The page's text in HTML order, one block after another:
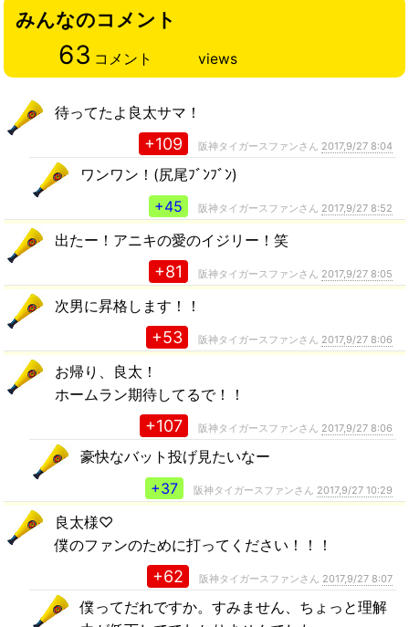
みんなのコメント
63 コメント views
待ってたよ良太サマ！
+109 阪神タイガースファンさん 2017,9/27 8:04
ワンワン！(尻尾ﾌﾞﾝﾌﾞﾝ)
+45
阪神タイガースファンさん 2017,9/27 8:52
出たー！アニキの愛のイジリー！笑
+81 阪神タイガースファンさん 2017,9/27 8:05
次男に昇格します！！
+53 阪神タイガースファンさん 2017,9/27 8:06
お帰り、良太！
ホームラン期待してるで！！
+107 阪神タイガースファンさん 2017,9/27 8:06
豪快なバット投げ見たいなー
+37
阪神タイガースファンさん 2017,9/27 10:29
良太様♡
僕のファンのために打ってください！！！
+62 阪神タイガースファンさん 2017,9/27 8:07
僕ってだれですか。すみません、ちょっと理解